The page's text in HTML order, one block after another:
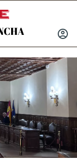
INICIAR